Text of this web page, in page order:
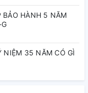
BẢO HÀNH 5 NĂM
NIỆM 35 NĂM CÓ GÌ